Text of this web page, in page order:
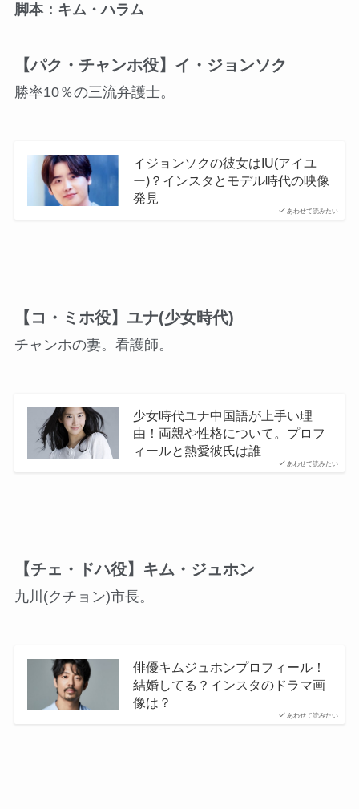
脚本：キム・ハラム
【パク・チャンホ役】イ・ジョンソク
勝率10％の三流弁護士。
あわせて読みたい
イジョンソクの彼女はIU(アイユ
ー)？インスタとモデル時代の映像
発見
【コ・ミホ役】ユナ(少女時代)
チャンホの妻。看護師。
あわせて読みたい
少女時代ユナ中国語が上手い理
由！両親や性格について。プロフ
ィールと熱愛彼氏は誰
【チェ・ドハ役】キム・ジュホン
九川(クチョン)市長。
あわせて読みたい
俳優キムジュホンプロフィール！
結婚してる？インスタのドラマ画
像は？